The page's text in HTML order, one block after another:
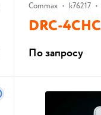
Commax • k76217 •
DRC-4CHC
По запросу